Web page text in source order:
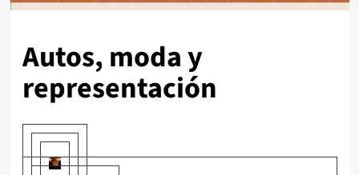
Autos, moda y
representación